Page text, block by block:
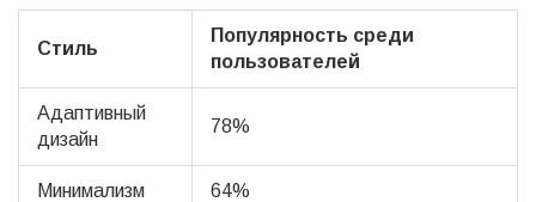
Стиль
Популярность среди
пользователей
Адаптивный
дизайн
78%
Минимализм 64%